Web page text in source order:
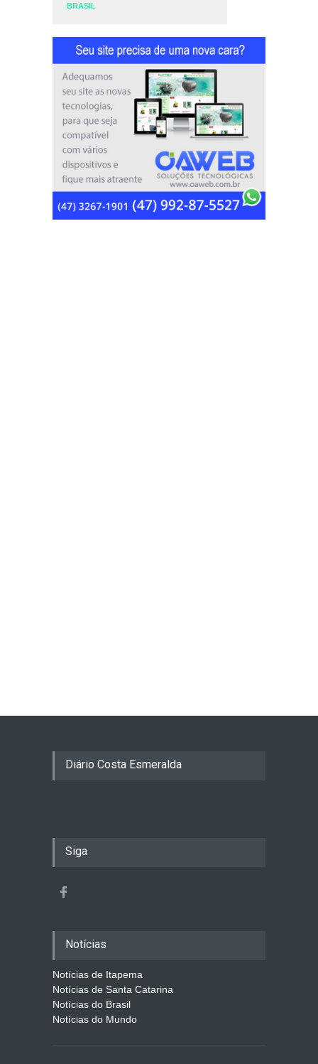
BRASIL
Diário Costa Esmeralda
Siga
Notícias
Notícias de Itapema
Notícias de Santa Catarina
Notícias do Brasil
Notícias do Mundo